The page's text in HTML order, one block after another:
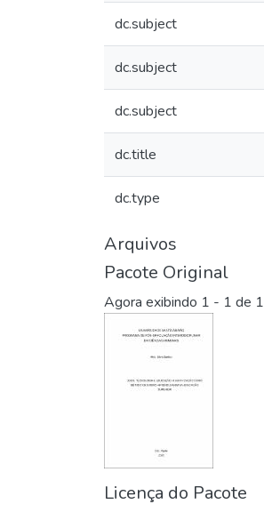
dc.subject
dc.subject
dc.subject
dc.title
dc.type
Arquivos
Pacote Original
Agora exibindo 1 - 1 de 1
Licença do Pacote